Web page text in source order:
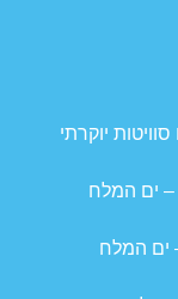
יוקרתי
– ים המלח
ים המלח